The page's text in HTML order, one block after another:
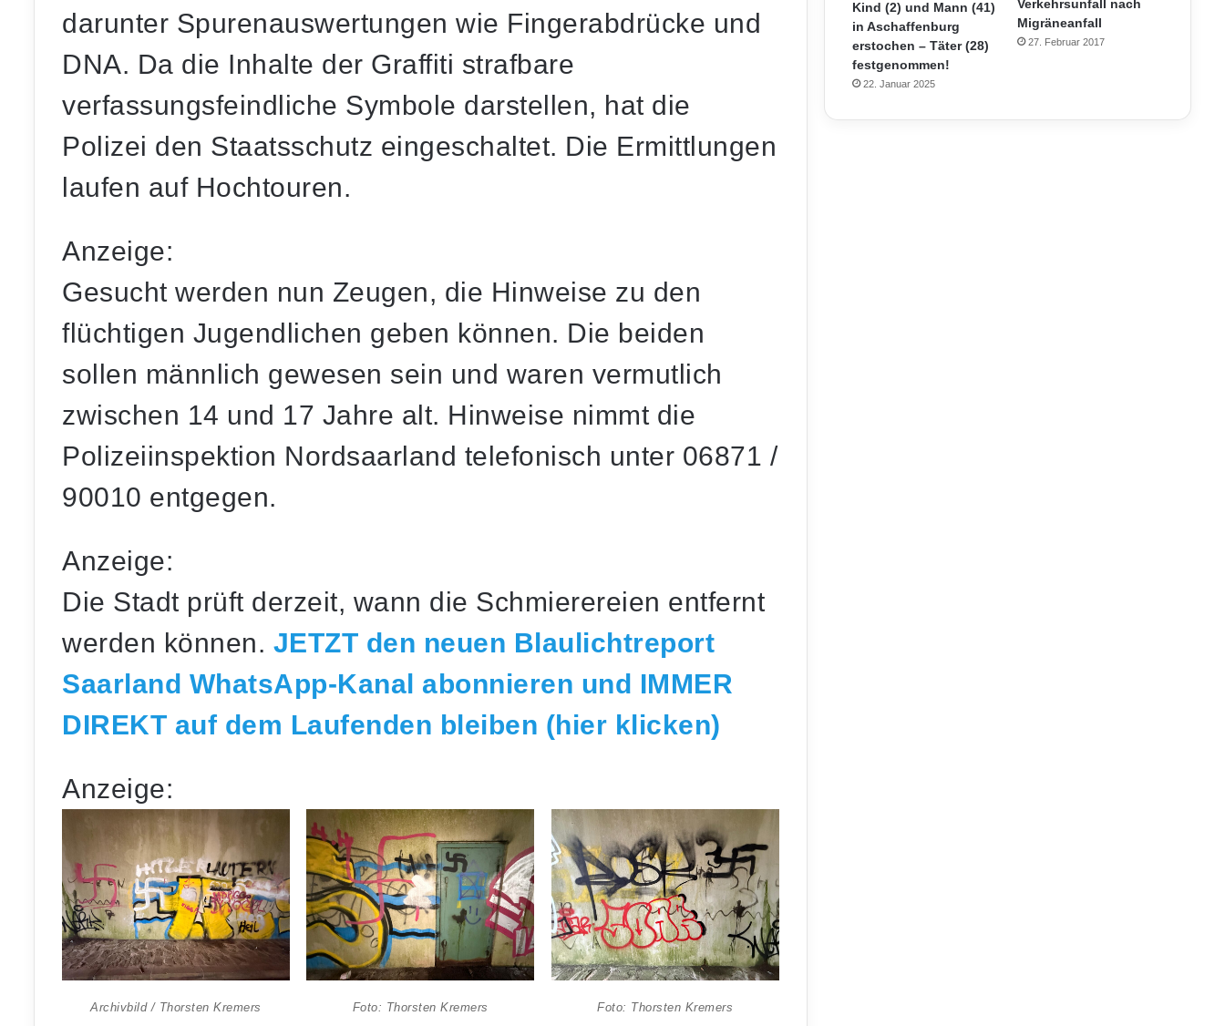
darunter Spurenauswertungen wie Fingerabdrücke und
DNA. Da die Inhalte der Graffiti strafbare
verfassungsfeindliche Symbole darstellen, hat die
Polizei den Staatsschutz eingeschaltet. Die Ermittlungen
laufen auf Hochtouren.
Anzeige:
Gesucht werden nun Zeugen, die Hinweise zu den
flüchtigen Jugendlichen geben können. Die beiden
sollen männlich gewesen sein und waren vermutlich
zwischen 14 und 17 Jahre alt. Hinweise nimmt die
Polizeiinspektion Nordsaarland telefonisch unter 06871 /
90010 entgegen.
Anzeige:
Die Stadt prüft derzeit, wann die Schmierereien entfernt
werden können. JETZT den neuen Blaulichtreport
Saarland WhatsApp-Kanal abonnieren und IMMER
DIREKT auf dem Laufenden bleiben (hier klicken)
Anzeige:
Archivbild / Thorsten Kremers Foto: Thorsten Kremers Foto: Thorsten Kremers
Kind (2) und Mann (41)
in Aschaffenburg
erstochen – Täter (28)
festgenommen!
22. Januar 2025
Verkehrsunfall nach
Migräneanfall
27. Februar 2017